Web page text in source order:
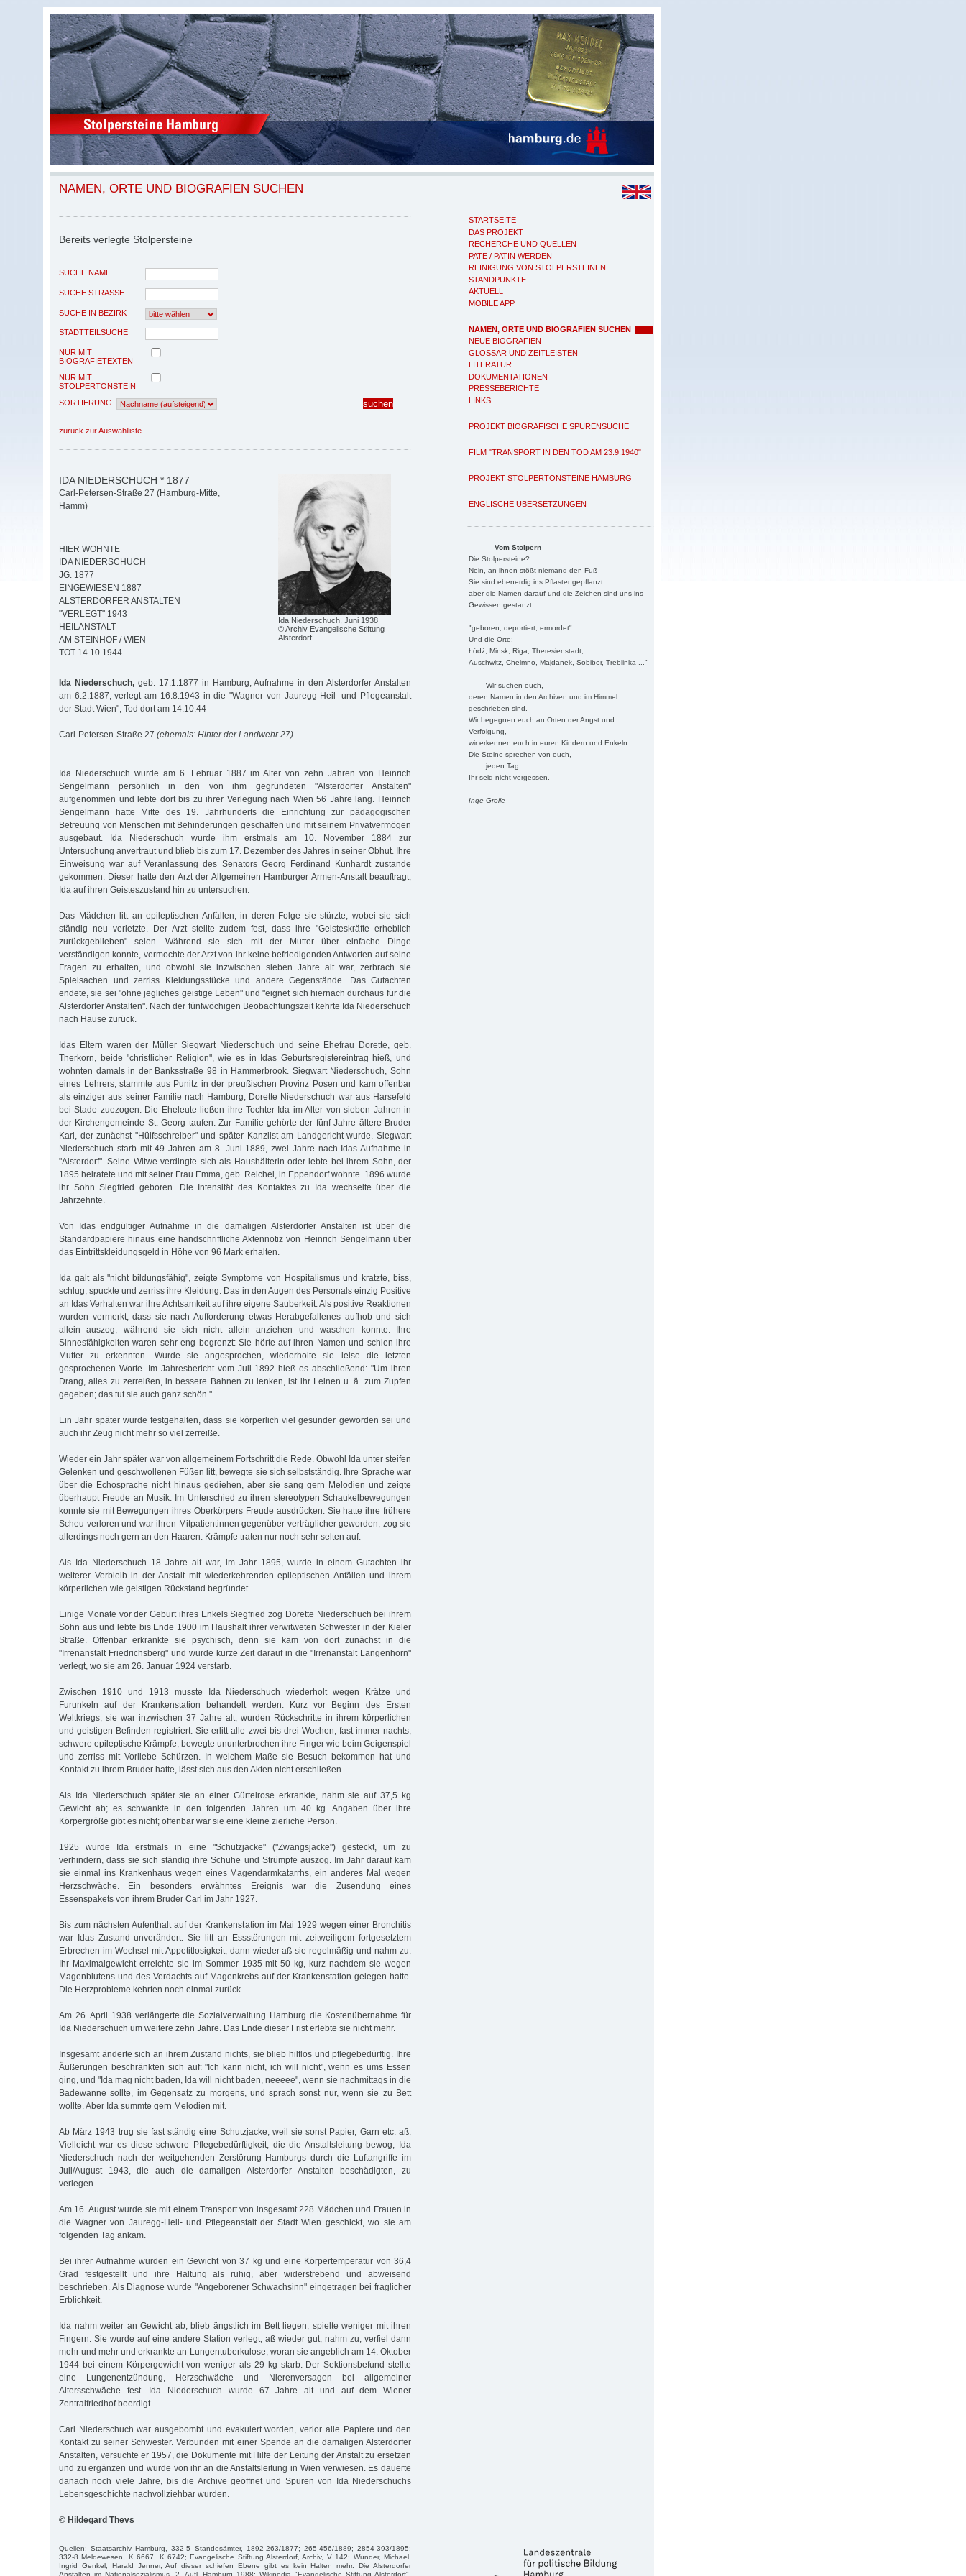
STARTSEITE
DAS PROJEKT
RECHERCHE UND QUELLEN
PATE / PATIN WERDEN
REINIGUNG VON STOLPERSTEINEN
STANDPUNKTE
AKTUELL
MOBILE APP
NAMEN, ORTE UND BIOGRAFIEN SUCHEN
NEUE BIOGRAFIEN
GLOSSAR UND ZEITLEISTEN
LITERATUR
DOKUMENTATIONEN
PRESSEBERICHTE
LINKS
PROJEKT BIOGRAFISCHE SPURENSUCHE
FILM "TRANSPORT IN DEN TOD AM 23.9.1940"
PROJEKT STOLPERTONSTEINE HAMBURG
ENGLISCHE ÜBERSETZUNGEN
Vom Stolpern
Die Stolpersteine?
Nein, an ihnen stößt niemand den Fuß
Sie sind ebenerdig ins Pflaster gepflanzt
aber die Namen darauf und die Zeichen sind uns ins
Gewissen gestanzt:
"geboren, deportiert, ermordet"
Und die Orte:
Łódź, Minsk, Riga, Theresienstadt,
Auschwitz, Chelmno, Majdanek, Sobibor, Treblinka ..."
Wir suchen euch,
deren Namen in den Archiven und im Himmel
geschrieben sind.
Wir begegnen euch an Orten der Angst und
Verfolgung,
wir erkennen euch in euren Kindern und Enkeln.
Die Steine sprechen von euch,
jeden Tag.
Ihr seid nicht vergessen.
Inge Grolle
NAMEN, ORTE UND BIOGRAFIEN SUCHEN
Bereits verlegte Stolpersteine
SUCHE NAME
SUCHE STRASSE
SUCHE IN BEZIRK
STADTTEILSUCHE
NUR MIT
BIOGRAFIETEXTEN
NUR MIT
STOLPERTONSTEIN
SORTIERUNG
zurück zur Auswahlliste
Ida Niederschuch, Juni 1938
© Archiv Evangelische Stiftung
Alsterdorf
IDA NIEDERSCHUCH * 1877
Carl-Petersen-Straße 27 (Hamburg-Mitte,
Hamm)
HIER WOHNTE
IDA NIEDERSCHUCH
JG. 1877
EINGEWIESEN 1887
ALSTERDORFER ANSTALTEN
"VERLEGT" 1943
HEILANSTALT
AM STEINHOF / WIEN
TOT 14.10.1944
Ida Niederschuch,geb. 17.1.1877 in Hamburg, Aufnahme in den Alsterdorfer Anstalten
am 6.2.1887, verlegt am 16.8.1943 in die "Wagner von Jauregg-Heil- und Pflegeanstalt
der Stadt Wien", Tod dort am 14.10.44
Carl-Petersen-Straße 27 (ehemals: Hinter der Landwehr 27)
Ida Niederschuch wurde am 6. Februar 1887 im Alter von zehn Jahren von Heinrich
Sengelmann persönlich in den von ihm gegründeten "Alsterdorfer Anstalten"
aufgenommen und lebte dort bis zu ihrer Verlegung nach Wien 56 Jahre lang. Heinrich
Sengelmann hatte Mitte des 19. Jahrhunderts die Einrichtung zur pädagogischen
Betreuung von Menschen mit Behinderungen geschaffen und mit seinem Privatvermögen
ausgebaut. Ida Niederschuch wurde ihm erstmals am 10. November 1884 zur
Untersuchung anvertraut und blieb bis zum 17. Dezember des Jahres in seiner Obhut. Ihre
Einweisung war auf Veranlassung des Senators Georg Ferdinand Kunhardt zustande
gekommen. Dieser hatte den Arzt der Allgemeinen Hamburger Armen-Anstalt beauftragt,
Ida auf ihren Geisteszustand hin zu untersuchen.
Das Mädchen litt an epileptischen Anfällen, in deren Folge sie stürzte, wobei sie sich
ständig neu verletzte. Der Arzt stellte zudem fest, dass ihre "Geisteskräfte erheblich
zurückgeblieben" seien. Während sie sich mit der Mutter über einfache Dinge
verständigen konnte, vermochte der Arzt von ihr keine befriedigenden Antworten auf seine
Fragen zu erhalten, und obwohl sie inzwischen sieben Jahre alt war, zerbrach sie
Spielsachen und zerriss Kleidungsstücke und andere Gegenstände. Das Gutachten
endete, sie sei "ohne jegliches geistige Leben" und "eignet sich hiernach durchaus für die
Alsterdorfer Anstalten". Nach der fünfwöchigen Beobachtungszeit kehrte Ida Niederschuch
nach Hause zurück.
Idas Eltern waren der Müller Siegwart Niederschuch und seine Ehefrau Dorette, geb.
Therkorn, beide "christlicher Religion", wie es in Idas Geburtsregistereintrag hieß, und
wohnten damals in der Banksstraße 98 in Hammerbrook. Siegwart Niederschuch, Sohn
eines Lehrers, stammte aus Punitz in der preußischen Provinz Posen und kam offenbar
als einziger aus seiner Familie nach Hamburg, Dorette Niederschuch war aus Harsefeld
bei Stade zuezogen. Die Eheleute ließen ihre Tochter Ida im Alter von sieben Jahren in
der Kirchengemeinde St. Georg taufen. Zur Familie gehörte der fünf Jahre ältere Bruder
Karl, der zunächst "Hülfsschreiber" und später Kanzlist am Landgericht wurde. Siegwart
Niederschuch starb mit 49 Jahren am 8. Juni 1889, zwei Jahre nach Idas Aufnahme in
"Alsterdorf". Seine Witwe verdingte sich als Haushälterin oder lebte bei ihrem Sohn, der
1895 heiratete und mit seiner Frau Emma, geb. Reichel, in Eppendorf wohnte. 1896 wurde
ihr Sohn Siegfried geboren. Die Intensität des Kontaktes zu Ida wechselte über die
Jahrzehnte.
Von Idas endgültiger Aufnahme in die damaligen Alsterdorfer Anstalten ist über die
Standardpapiere hinaus eine handschriftliche Aktennotiz von Heinrich Sengelmann über
das Eintrittskleidungsgeld in Höhe von 96 Mark erhalten.
Ida galt als "nicht bildungsfähig", zeigte Symptome von Hospitalismus und kratzte, biss,
schlug, spuckte und zerriss ihre Kleidung. Das in den Augen des Personals einzig Positive
an Idas Verhalten war ihre Achtsamkeit auf ihre eigene Sauberkeit. Als positive Reaktionen
wurden vermerkt, dass sie nach Aufforderung etwas Herabgefallenes aufhob und sich
allein auszog, während sie sich nicht allein anziehen und waschen konnte. Ihre
Sinnesfähigkeiten waren sehr eng begrenzt: Sie hörte auf ihren Namen und schien ihre
Mutter zu erkennten. Wurde sie angesprochen, wiederholte sie leise die letzten
gesprochenen Worte. Im Jahresbericht vom Juli 1892 hieß es abschließend: "Um ihren
Drang, alles zu zerreißen, in bessere Bahnen zu lenken, ist ihr Leinen u. ä. zum Zupfen
gegeben; das tut sie auch ganz schön."
Ein Jahr später wurde festgehalten, dass sie körperlich viel gesunder geworden sei und
auch ihr Zeug nicht mehr so viel zerreiße.
Wieder ein Jahr später war von allgemeinem Fortschritt die Rede. Obwohl Ida unter steifen
Gelenken und geschwollenen Füßen litt, bewegte sie sich selbstständig. Ihre Sprache war
über die Echosprache nicht hinaus gediehen, aber sie sang gern Melodien und zeigte
überhaupt Freude an Musik. Im Unterschied zu ihren stereotypen Schaukelbewegungen
konnte sie mit Bewegungen ihres Oberkörpers Freude ausdrücken. Sie hatte ihre frühere
Scheu verloren und war ihren Mitpatientinnen gegenüber verträglicher geworden, zog sie
allerdings noch gern an den Haaren. Krämpfe traten nur noch sehr selten auf.
Als Ida Niederschuch 18 Jahre alt war, im Jahr 1895, wurde in einem Gutachten ihr
weiterer Verbleib in der Anstalt mit wiederkehrenden epileptischen Anfällen und ihrem
körperlichen wie geistigen Rückstand begründet.
Einige Monate vor der Geburt ihres Enkels Siegfried zog Dorette Niederschuch bei ihrem
Sohn aus und lebte bis Ende 1900 im Haushalt ihrer verwitweten Schwester in der Kieler
Straße. Offenbar erkrankte sie psychisch, denn sie kam von dort zunächst in die
"Irrenanstalt Friedrichsberg" und wurde kurze Zeit darauf in die "Irrenanstalt Langenhorn"
verlegt, wo sie am 26. Januar 1924 verstarb.
Zwischen 1910 und 1913 musste Ida Niederschuch wiederholt wegen Krätze und
Furunkeln auf der Krankenstation behandelt werden. Kurz vor Beginn des Ersten
Weltkriegs, sie war inzwischen 37 Jahre alt, wurden Rückschritte in ihrem körperlichen
und geistigen Befinden registriert. Sie erlitt alle zwei bis drei Wochen, fast immer nachts,
schwere epileptische Krämpfe, bewegte ununterbrochen ihre Finger wie beim Geigenspiel
und zerriss mit Vorliebe Schürzen. In welchem Maße sie Besuch bekommen hat und
Kontakt zu ihrem Bruder hatte, lässt sich aus den Akten nicht erschließen.
Als Ida Niederschuch später sie an einer Gürtelrose erkrankte, nahm sie auf 37,5 kg
Gewicht ab; es schwankte in den folgenden Jahren um 40 kg. Angaben über ihre
Körpergröße gibt es nicht; offenbar war sie eine kleine zierliche Person.
1925 wurde Ida erstmals in eine "Schutzjacke" ("Zwangsjacke") gesteckt, um zu
verhindern, dass sie sich ständig ihre Schuhe und Strümpfe auszog. Im Jahr darauf kam
sie einmal ins Krankenhaus wegen eines Magendarmkatarrhs, ein anderes Mal wegen
Herzschwäche. Ein besonders erwähntes Ereignis war die Zusendung eines
Essenspakets von ihrem Bruder Carl im Jahr 1927.
Bis zum nächsten Aufenthalt auf der Krankenstation im Mai 1929 wegen einer Bronchitis
war Idas Zustand unverändert. Sie litt an Essstörungen mit zeitweiligem fortgesetztem
Erbrechen im Wechsel mit Appetitlosigkeit, dann wieder aß sie regelmäßig und nahm zu.
Ihr Maximalgewicht erreichte sie im Sommer 1935 mit 50 kg, kurz nachdem sie wegen
Magenblutens und des Verdachts auf Magenkrebs auf der Krankenstation gelegen hatte.
Die Herzprobleme kehrten noch einmal zurück.
Am 26. April 1938 verlängerte die Sozialverwaltung Hamburg die Kostenübernahme für
Ida Niederschuch um weitere zehn Jahre. Das Ende dieser Frist erlebte sie nicht mehr.
Insgesamt änderte sich an ihrem Zustand nichts, sie blieb hilflos und pflegebedürftig. Ihre
Äußerungen beschränkten sich auf: "Ich kann nicht, ich will nicht", wenn es ums Essen
ging, und "Ida mag nicht baden, Ida will nicht baden, neeeee", wenn sie nachmittags in die
Badewanne sollte, im Gegensatz zu morgens, und sprach sonst nur, wenn sie zu Bett
wollte. Aber Ida summte gern Melodien mit.
Ab März 1943 trug sie fast ständig eine Schutzjacke, weil sie sonst Papier, Garn etc. aß.
Vielleicht war es diese schwere Pflegebedürftigkeit, die die Anstaltsleitung bewog, Ida
Niederschuch nach der weitgehenden Zerstörung Hamburgs durch die Luftangriffe im
Juli/August 1943, die auch die damaligen Alsterdorfer Anstalten beschädigten, zu
verlegen.
Am 16. August wurde sie mit einem Transport von insgesamt 228 Mädchen und Frauen in
die Wagner von Jauregg-Heil- und Pflegeanstalt der Stadt Wien geschickt, wo sie am
folgenden Tag ankam.
Bei ihrer Aufnahme wurden ein Gewicht von 37 kg und eine Körpertemperatur von 36,4
Grad festgestellt und ihre Haltung als ruhig, aber widerstrebend und abweisend
beschrieben. Als Diagnose wurde "Angeborener Schwachsinn" eingetragen bei fraglicher
Erblichkeit.
Ida nahm weiter an Gewicht ab, blieb ängstlich im Bett liegen, spielte weniger mit ihren
Fingern. Sie wurde auf eine andere Station verlegt, aß wieder gut, nahm zu, verfiel dann
mehr und mehr und erkrankte an Lungentuberkulose, woran sie angeblich am 14. Oktober
1944 bei einem Körpergewicht von weniger als 29 kg starb. Der Sektionsbefund stellte
eine Lungenentzündung, Herzschwäche und Nierenversagen bei allgemeiner
Altersschwäche fest. Ida Niederschuch wurde 67 Jahre alt und auf dem Wiener
Zentralfriedhof beerdigt.
Carl Niederschuch war ausgebombt und evakuiert worden, verlor alle Papiere und den
Kontakt zu seiner Schwester. Verbunden mit einer Spende an die damaligen Alsterdorfer
Anstalten, versuchte er 1957, die Dokumente mit Hilfe der Leitung der Anstalt zu ersetzen
und zu ergänzen und wurde von ihr an die Anstaltsleitung in Wien verwiesen. Es dauerte
danach noch viele Jahre, bis die Archive geöffnet und Spuren von Ida Niederschuchs
Lebensgeschichte nachvollziehbar wurden.
© Hildegard Thevs
Quellen: Staatsarchiv Hamburg, 332-5 Standesämter, 1892-263/1877; 265-456/1889; 2854-393/1895;
332-8 Meldewesen, K 6667, K 6742; Evangelische Stiftung Alsterdorf, Archiv, V 142; Wunder, Michael,
Ingrid Genkel, Harald Jenner, Auf dieser schiefen Ebene gibt es kein Halten mehr. Die Alsterdorfer
Anstalten im Nationalsozialismus, 2. Aufl. Hamburg 1988; Wikipedia "Evangelische Stiftung Alsterdorf",